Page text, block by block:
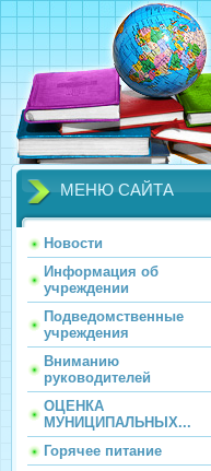
МЕНЮ САЙТА
Новости
Информация об
учреждении
Подведомственные
учреждения
Вниманию
руководителей
ОЦЕНКА
МУНИЦИПАЛЬНЫХ...
Горячее питание